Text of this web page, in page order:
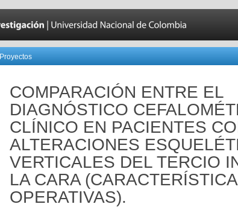
Proyectos
COMPARACIÓN ENTRE EL
DIAGNÓSTICO
CLÍNICO EN PACIENTES
ALTERACIONES
VERTICALES DEL TERCIO
LA CARA
OPERATIVAS).